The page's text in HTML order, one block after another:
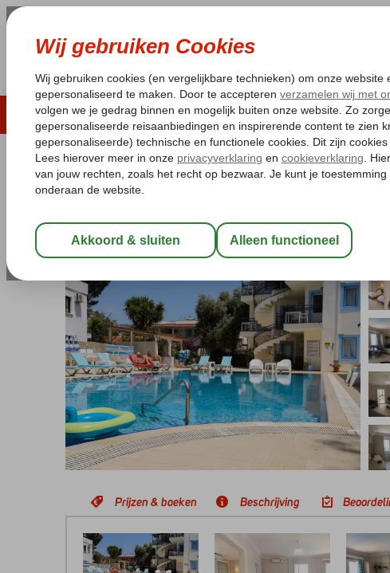
LAST MINUTE ZOMER 2026 ZONVAKANTIE
Pakketgarantie Laagsteprijsgarantie* Gratis
Home
Turkije Egeische kust
Merve Appartementen
Special category Logies Appartement
Prijzen & boeken Beschrijving